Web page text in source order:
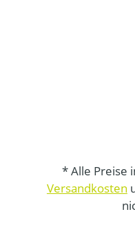
* Alle Preise
Versandkosten